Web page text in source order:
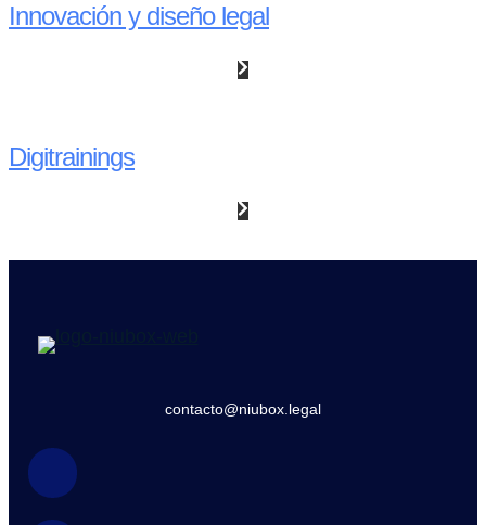
Innovación y diseño legal
Digitrainings
contacto@niubox.legal